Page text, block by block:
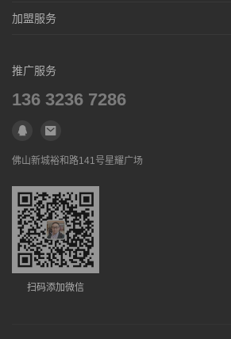
联系合作
营销服务
免责声明
加盟服务
招聘信息
免责声明
推广服务
136 3236 7286
佛山新城裕和路141号星耀广场
扫码添加微信